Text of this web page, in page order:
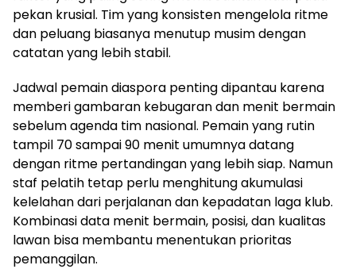
pekan krusial. Tim yang konsisten mengelola ritme
dan peluang biasanya menutup musim dengan
catatan yang lebih stabil.
Jadwal pemain diaspora penting dipantau karena
memberi gambaran kebugaran dan menit bermain
sebelum agenda tim nasional. Pemain yang rutin
tampil 70 sampai 90 menit umumnya datang
dengan ritme pertandingan yang lebih siap. Namun
staf pelatih tetap perlu menghitung akumulasi
kelelahan dari perjalanan dan kepadatan laga klub.
Kombinasi data menit bermain, posisi, dan kualitas
lawan bisa membantu menentukan prioritas
pemanggilan.